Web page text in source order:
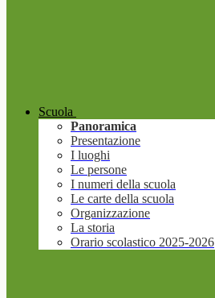
Scuola
Panoramica
Presentazione
I luoghi
Le persone
I numeri della scuola
Le carte della scuola
Organizzazione
La storia
Orario scolastico 2025-2026